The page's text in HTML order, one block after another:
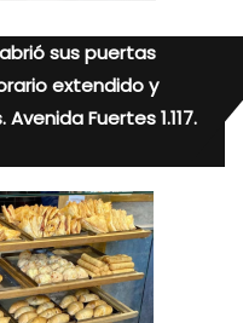
sus puertas
extendido y
Fuertes 1.117.